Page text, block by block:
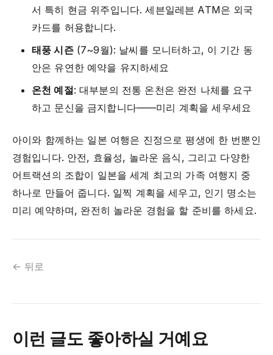
서 특히 현금 위주입니다. 세븐일레븐 ATM은 외국
카드를 허용합니다.
태풍 시즌(7~9월): 날씨를 모니터하고, 이 기간 동
안은 유연한 예약을 유지하세요
온천 예절: 대부분의 전통 온천은 완전 나체를 요구
하고 문신을 금지합니다——미리 계획을 세우세요
아이와 함께하는 일본 여행은 진정으로 평생에 한 번뿐인
경험입니다. 안전, 효율성, 놀라운 음식, 그리고 다양한
어트랙션의 조합이 일본을 세계 최고의 가족 여행지 중
하나로 만들어 줍니다. 일찍 계획을 세우고, 인기 명소는
미리 예약하며, 완전히 놀라운 경험을 할 준비를 하세요.
← 뒤로
이런 글도 좋아하실 거예요